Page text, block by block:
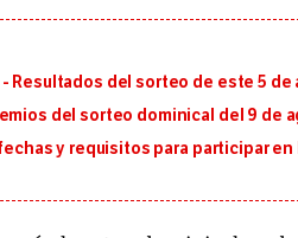
- Resultados del sorteo de este 5
del sorteo dominical del 9 de
y requisitos para participar